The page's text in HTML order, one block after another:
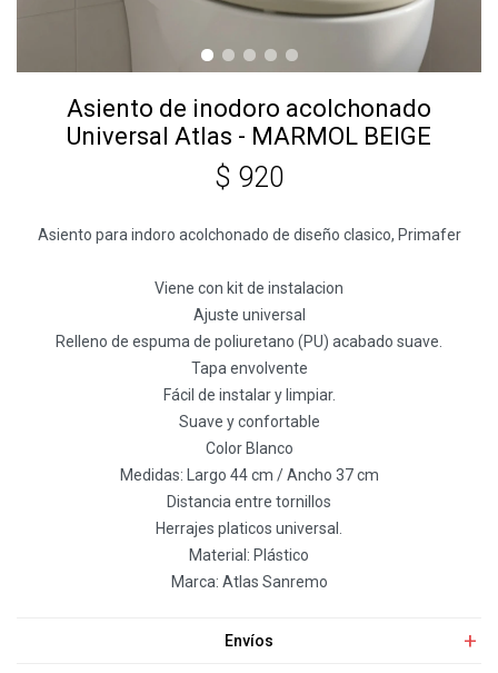
Asiento de inodoro acolchonado
Universal Atlas - MARMOL BEIGE
$ 920
Asiento para indoro acolchonado de diseño clasico, Primafer
Viene con kit de instalacion
Ajuste universal
Relleno de espuma de poliuretano (PU) acabado suave.
Tapa envolvente
Fácil de instalar y limpiar.
Suave y confortable
Color Blanco
Medidas: Largo 44 cm / Ancho 37 cm
Distancia entre tornillos
Herrajes platicos universal.
Material: Plástico
Marca: Atlas Sanremo
Envíos